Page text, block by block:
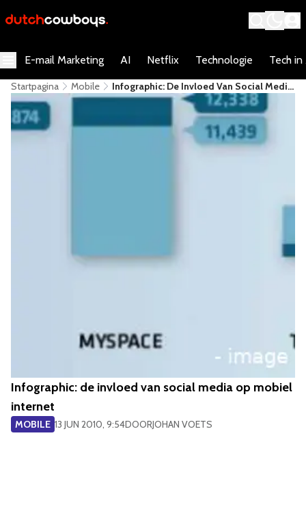
E-mail Marketing AI Netflix Technologie Tech in
Startpagina Mobile
Infographic: De Invloed Van Social Media
Op Mobiel Internet
Infographic: de invloed van social media op mobiel
internet
MOBILE 13 JUN 2010, 9:54DOORJOHAN VOETS